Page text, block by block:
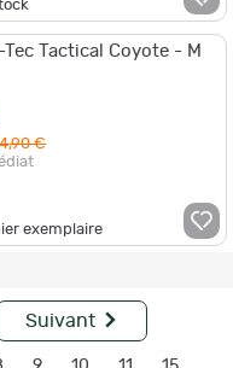
Tactical Coyote - M
€
exemplaire
Suivant